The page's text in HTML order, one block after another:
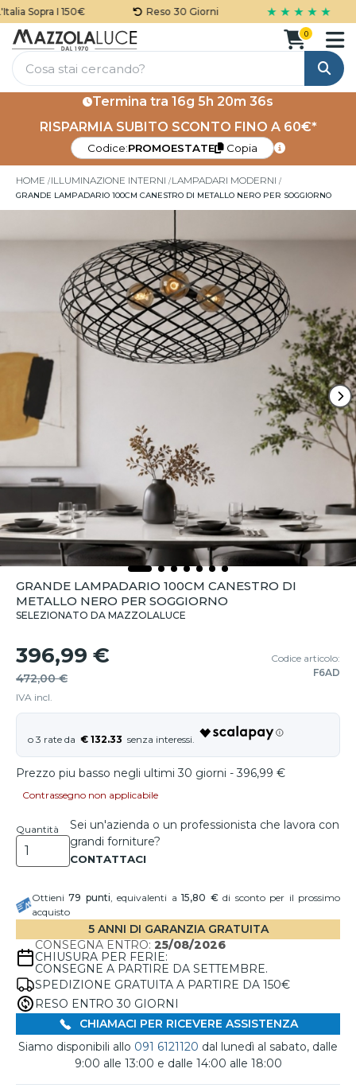
Sopra I 150€ Reso 30 Giorni ★ ★ ★ ★ ★
Cerca
0
Termina tra 16g 5h 20m 36s
RISPARMIA SUBITO SCONTO FINO A 60€*
Codice:PROMOESTATE Copia
HOME ILLUMINAZIONE INTERNI LAMPADARI MODERNI
GRANDE LAMPADARIO 100CM CANESTRO DI METALLO NERO PER SOGGIORNO
GRANDE LAMPADARIO 100CM CANESTRO DI
METALLO NERO PER SOGGIORNO
SELEZIONATO DA MAZZOLALUCE
396,99 €
472,00 €
IVA incl.
Codice articolo:
F6AD
€ 132.33
Prezzo piu basso negli ultimi 30 giorni - 396,99 €
Contrassegno non applicabile
Quantità
Sei un'azienda o un professionista che lavora con
grandi forniture?
Ottieni79 punti, equivalenti a15,80 €di sconto per il prossimo
acquisto
5 ANNI DI GARANZIA GRATUITA
CONSEGNA ENTRO: 25/08/2026
CHIUSURA PER FERIE:
CONSEGNE A PARTIRE DA SETTEMBRE.
SPEDIZIONE GRATUITA A PARTIRE DA 150€
RESO ENTRO 30 GIORNI
CHIAMACI PER RICEVERE ASSISTENZA
Siamo disponibili allo 091 6121120 dal lunedì al sabato, dalle
9:00 alle 13:00 e dalle 14:00 alle 18:00